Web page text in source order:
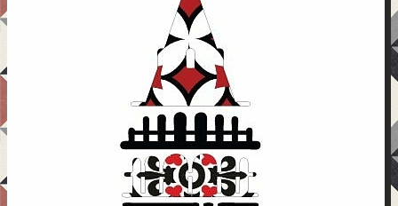
Uygulama Alanları